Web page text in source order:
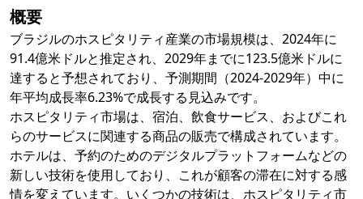
概要
ブラジルのホスピタリティ産業の市場規模は、2024年に
91.4億米ドルと推定され、2029年までに123.5億米ドルに
達すると予想されており、予測期間（2024-2029年）中に
年平均成長率6.23%で成長する見込みです。
ホスピタリティ市場は、宿泊、飲食サービス、およびこれ
らのサービスに関連する商品の販売で構成されています。
ホテルは、予約のためのデジタルプラットフォームなどの
新しい技術を使用しており、これが顧客の滞在に対する感
情を変えています。いくつかの技術は、ホスピタリティ市